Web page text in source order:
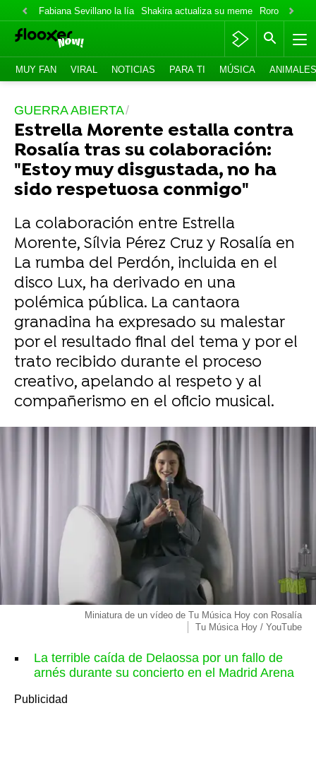
Fabiana Sevillano la lía Shakira actualiza su meme Roro lo niega
MUY FAN VIRAL NOTICIAS PARA TI MÚSICA ANIMALES
GUERRA ABIERTA
Estrella Morente estalla contra
Rosalía tras su colaboración:
"Estoy muy disgustada, no ha
sido respetuosa conmigo"
La colaboración entre Estrella
Morente, Sílvia Pérez Cruz y Rosalía en
La rumba del Perdón, incluida en el
disco Lux, ha derivado en una
polémica pública. La cantaora
granadina ha expresado su malestar
por el resultado final del tema y por el
trato recibido durante el proceso
creativo, apelando al respeto y al
compañerismo en el oficio musical.
Miniatura de un vídeo de Tu Música Hoy con Rosalía
Tu Música Hoy / YouTube
La terrible caída de Delaossa por un fallo de
arnés durante su concierto en el Madrid Arena